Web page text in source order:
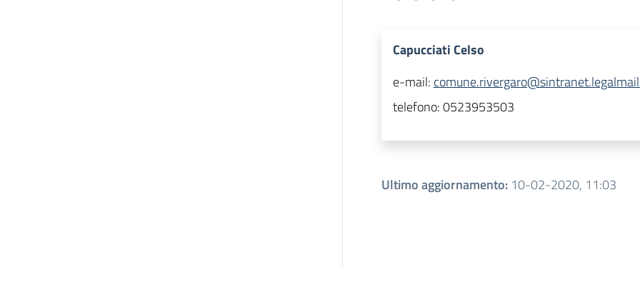
Capucciati Celso
e-mail:
telefono:0523953503
Ultimo aggiornamento: 10-02-2020, 11:03